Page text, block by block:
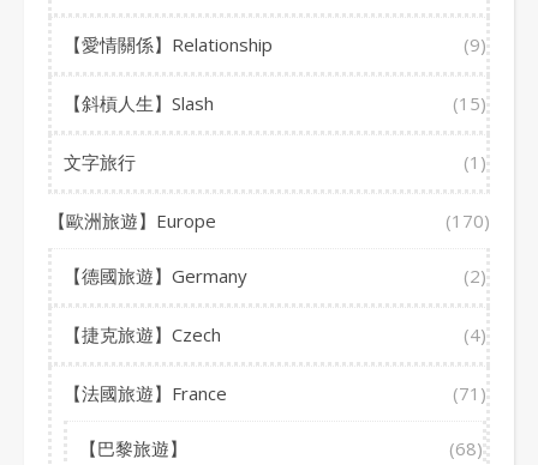
【愛情關係】Relationship (9)
【斜槓人生】Slash (15)
文字旅行 (1)
【歐洲旅遊】Europe (170)
【德國旅遊】Germany (2)
【捷克旅遊】Czech (4)
【法國旅遊】France (71)
【巴黎旅遊】 (68)